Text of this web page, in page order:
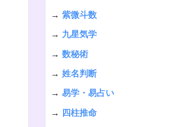
→ 紫微斗数
→ 九星気学
→ 数秘術
→ 姓名判断
→ 易学・易占い
→ 四柱推命